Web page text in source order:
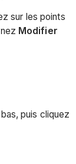
sur les points
Modifier
puis cliquez